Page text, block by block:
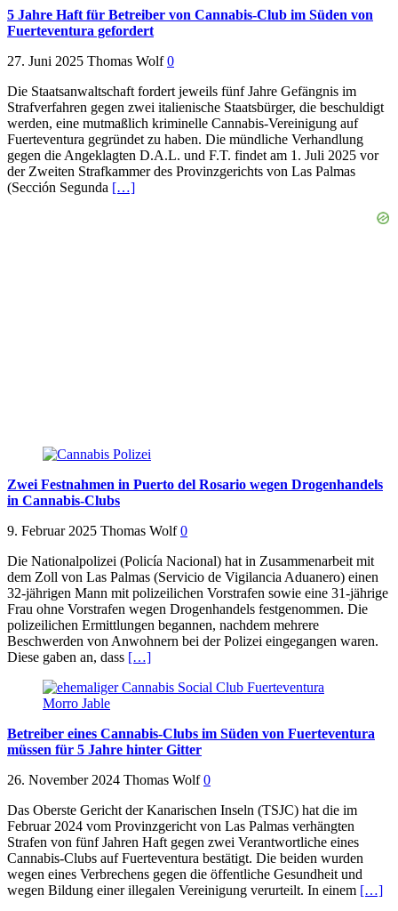
5 Jahre Haft für Betreiber von Cannabis-Club im Süden von
Fuerteventura gefordert
27. Juni 2025 Thomas Wolf 0
Die Staatsanwaltschaft fordert jeweils fünf Jahre Gefängnis im
Strafverfahren gegen zwei italienische Staatsbürger, die beschuldigt
werden, eine mutmaßlich kriminelle Cannabis-Vereinigung auf
Fuerteventura gegründet zu haben. Die mündliche Verhandlung
gegen die Angeklagten D.A.L. und F.T. findet am 1. Juli 2025 vor
der Zweiten Strafkammer des Provinzgerichts von Las Palmas
(Sección Segunda […]
Zwei Festnahmen in Puerto del Rosario wegen Drogenhandels
in Cannabis-Clubs
9. Februar 2025 Thomas Wolf 0
Die Nationalpolizei (Policía Nacional) hat in Zusammenarbeit mit
dem Zoll von Las Palmas (Servicio de Vigilancia Aduanero) einen
32-jährigen Mann mit polizeilichen Vorstrafen sowie eine 31-jährige
Frau ohne Vorstrafen wegen Drogenhandels festgenommen. Die
polizeilichen Ermittlungen begannen, nachdem mehrere
Beschwerden von Anwohnern bei der Polizei eingegangen waren.
Diese gaben an, dass […]
Betreiber eines Cannabis-Clubs im Süden von Fuerteventura
müssen für 5 Jahre hinter Gitter
26. November 2024 Thomas Wolf 0
Das Oberste Gericht der Kanarischen Inseln (TSJC) hat die im
Februar 2024 vom Provinzgericht von Las Palmas verhängten
Strafen von fünf Jahren Haft gegen zwei Verantwortliche eines
Cannabis-Clubs auf Fuerteventura bestätigt. Die beiden wurden
wegen eines Verbrechens gegen die öffentliche Gesundheit und
wegen Bildung einer illegalen Vereinigung verurteilt. In einem […]